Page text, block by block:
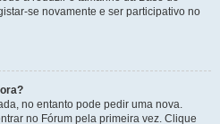
se novamente e ser participativo no
no entanto pode pedir uma nova.
no Fórum pela primeira vez. Clique